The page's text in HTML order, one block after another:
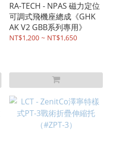
RA-TECH - NPAS 磁力定位
可調式飛機座總成《GHK
AK V2 GBB系列專用》
NT$1,200 ~ NT$1,650